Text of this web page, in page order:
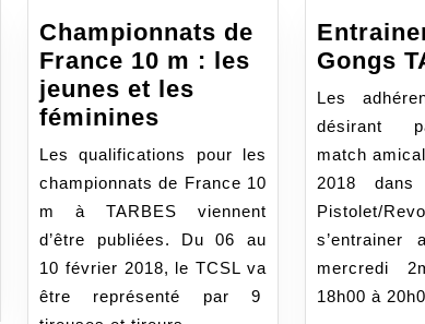
Championnats de
France 10 m : les
jeunes et les
féminines Championnats
de
France
10
m
:
les
jeunes
Les qualifications pour les
championnats de France 10
m à TARBES viennent
d’être publiées. Du 06 au
10 février 2018, le TCSL va
être représenté par 9
Gongs
Les
désirant
match
2018
Pistolet/
s’entrainer
mercredi
18h00 à